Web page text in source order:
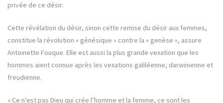
privée de ce désir.
Cette révélation du désir, sinon cette remise du désir aux femmes,
constitue la révolution « génésique » contre la « genèse », assure
Antoinette Fouque. Elle est aussi la plus grande vexation que les
hommes aient connue après les vexations galiléenne, darwinienne et
freudienne.
« Ce n’est pas Dieu qui crée l’homme et la femme, ce sont les